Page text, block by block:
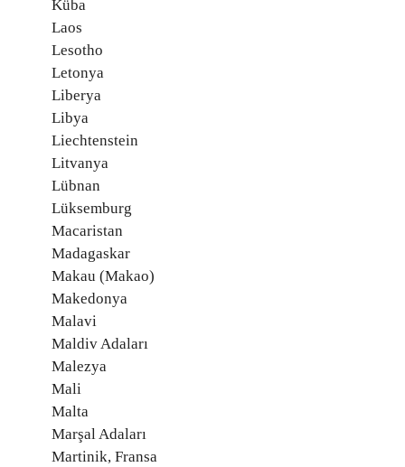
Küba
Laos
Lesotho
Letonya
Liberya
Libya
Liechtenstein
Litvanya
Lübnan
Lüksemburg
Macaristan
Madagaskar
Makau (Makao)
Makedonya
Malavi
Maldiv Adaları
Malezya
Mali
Malta
Marşal Adaları
Martinik, Fransa